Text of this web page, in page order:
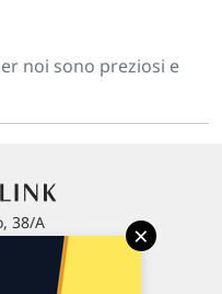
noi sono preziosi e
38/A
401
×